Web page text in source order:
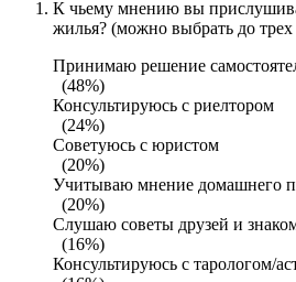
К чьему мнению вы
жилья? (можно выбрать до трех
Принимаю решение
(48%)
Консультируюсь с риелтором
(24%)
Советуюсь с юристом
(20%)
Учитываю мнение домашнего
(20%)
Слушаю советы друзей и
(16%)
Консультируюсь с тарологом/